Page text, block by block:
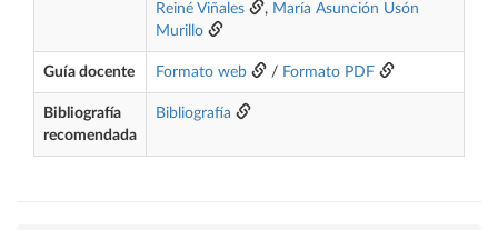
Reiné Viñales
, María Asunción Usón
Murillo
Guía docente Formato web / Formato PDF
Bibliografía
recomendada
Bibliografía